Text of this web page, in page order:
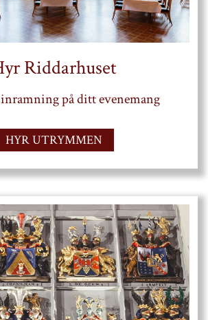
Riddarhuset
på ditt evenemang
HYR UTRYMMEN